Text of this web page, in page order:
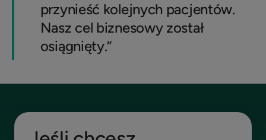
przynieść kolejnych pacjentów.
Nasz cel biznesowy został
osiągnięty.”